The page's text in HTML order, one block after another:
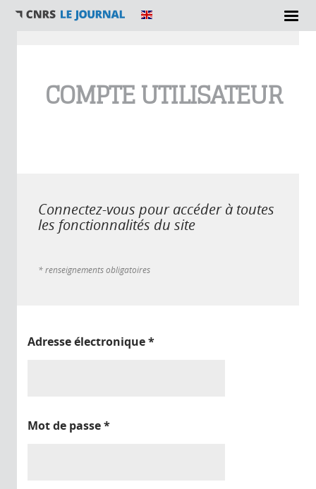
COMPTE UTILISATEUR
Connectez-vous pour accéder à toutes
les fonctionnalités du site
* renseignements obligatoires
Adresse électronique*
Mot de passe*